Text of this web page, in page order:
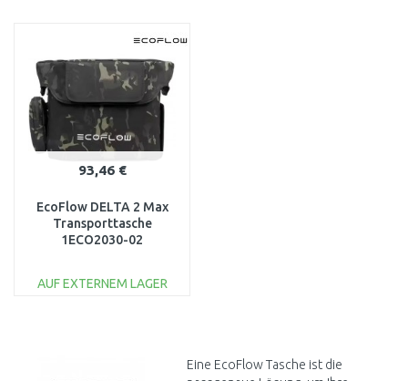
Vergleichen
93,46 €
EcoFlow DELTA 2 Max
Transporttasche
1ECO2030-02
AUF EXTERNEM LAGER
Eine EcoFlow Tasche ist die